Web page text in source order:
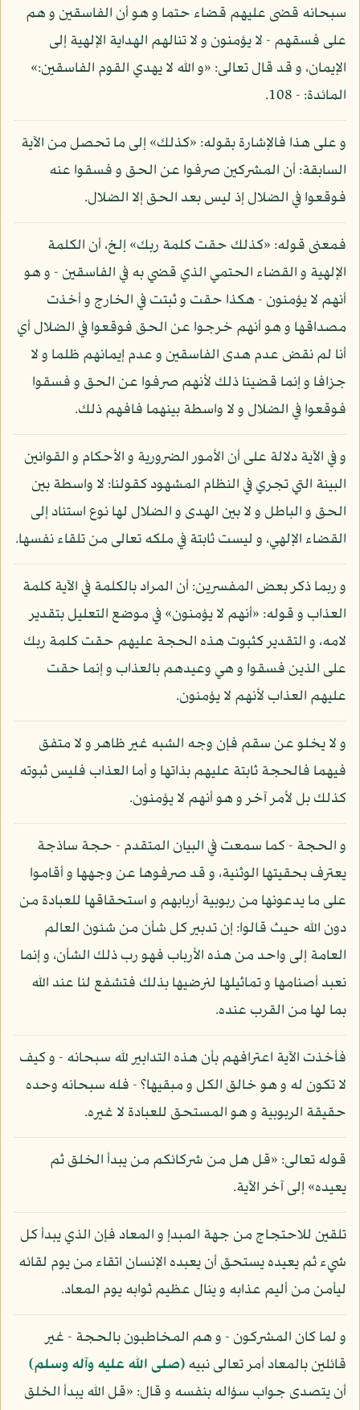
سبحانه قضى عليهم قضاء حتما و هو أن الفاسقين و هم
على فسقهم - لا يؤمنون و لا تنالهم الهداية الإلهية إلى
الإيمان، و قد قال تعالى: «و الله لا يهدي القوم الفاسقين:»
المائدة: - 108.
و على هذا فالإشارة بقوله: «كذلك» إلى ما تحصل من الآية
السابقة: أن المشركين صرفوا عن الحق و فسقوا عنه
فوقعوا في الضلال إذ ليس بعد الحق إلا الضلال.
فمعنى قوله: «كذلك حقت كلمة ربك» إلخ، أن الكلمة
الإلهية و القضاء الحتمي الذي قضي به في الفاسقين - و هو
أنهم لا يؤمنون - هكذا حقت و ثبتت في الخارج و أخذت
مصداقها و هو أنهم خرجوا عن الحق فوقعوا في الضلال أي
أنا لم نقض عدم هدى الفاسقين و عدم إيمانهم ظلما و لا
جزافا و إنما قضينا ذلك لأنهم صرفوا عن الحق و فسقوا
فوقعوا في الضلال و لا واسطة بينهما فافهم ذلك.
و في الآية دلالة على أن الأمور الضرورية و الأحكام و القوانين
البينة التي تجري في النظام المشهود كقولنا: لا واسطة بين
الحق و الباطل و لا بين الهدى و الضلال لها نوع استناد إلى
القضاء الإلهي، و ليست ثابتة في ملكه تعالى من تلقاء نفسها.
و ربما ذكر بعض المفسرين: أن المراد بالكلمة في الآية كلمة
العذاب و قوله: «أنهم لا يؤمنون» في موضع التعليل بتقدير
لامه، و التقدير كثبوت هذه الحجة عليهم حقت كلمة ربك
على الذين فسقوا و هي وعيدهم بالعذاب و إنما حقت
عليهم العذاب لأنهم لا يؤمنون.
و لا يخلو عن سقم فإن وجه الشبه غير ظاهر و لا متفق
فيهما فالحجة ثابتة عليهم بذاتها و أما العذاب فليس ثبوته
كذلك بل لأمر آخر و هو أنهم لا يؤمنون.
و الحجة - كما سمعت في البيان المتقدم - حجة ساذجة
يعترف بحقيتها الوثنية، و قد صرفوها عن وجهها و أقاموا
على ما يدعونها من ربوبية أربابهم و استحقاقها للعبادة من
دون الله حيث قالوا: إن تدبير كل شأن من شئون العالم
العامة إلى واحد من هذه الأرباب فهو رب ذلك الشأن، و إنما
نعبد أصنامها و تماثيلها لنرضيها بذلك فتشفع لنا عند الله
بما لها من القرب عنده.
فأخذت الآية اعترافهم بأن هذه التدابير لله سبحانه - و كيف
لا تكون له و هو خالق الكل و مبقيها؟ - فله سبحانه وحده
حقيقة الربوبية و هو المستحق للعبادة لا غيره.
قوله تعالى: «قل هل من شركائكم من يبدأ الخلق ثم
يعيده» إلى آخر الآية.
تلقين للاحتجاج من جهة المبدإ و المعاد فإن الذي يبدأ كل
شيء ثم يعيده يستحق أن يعبده الإنسان اتقاء من يوم لقائه
ليأمن من أليم عذابه و ينال عظيم ثوابه يوم المعاد.
و لما كان المشركون - و هم المخاطبون بالحجة - غير
قائلين بالمعاد أمر تعالى نبيه(صلى الله عليه وآله وسلم)
أن يتصدى جواب سؤاله بنفسه و قال: «قل الله يبدأ الخلق